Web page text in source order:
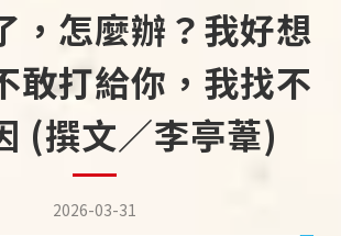
，怎麼辦？我好想
敢打給你，我找不
(撰文／李亭葦)
2026-03-31